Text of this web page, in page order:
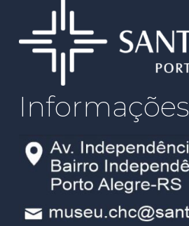
Informações